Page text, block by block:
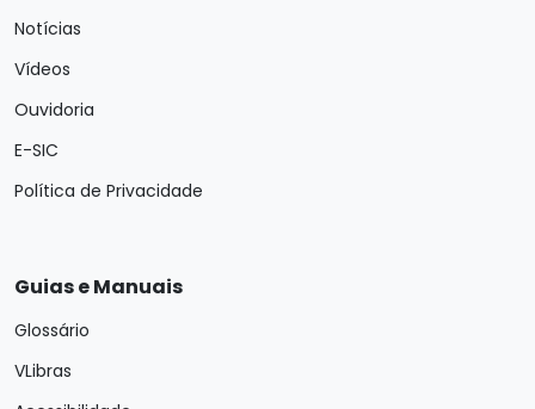
Notícias
Vídeos
Ouvidoria
E-SIC
Política de Privacidade
Guias e Manuais
Glossário
VLibras